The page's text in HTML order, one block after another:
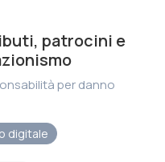
patrocini e
per danno
digitale